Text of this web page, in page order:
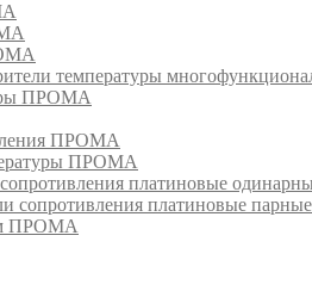
температуры
ПРОМА
ПРОМА
ПРОМА
платиновые
сопротивления платиновые
ПРОМА